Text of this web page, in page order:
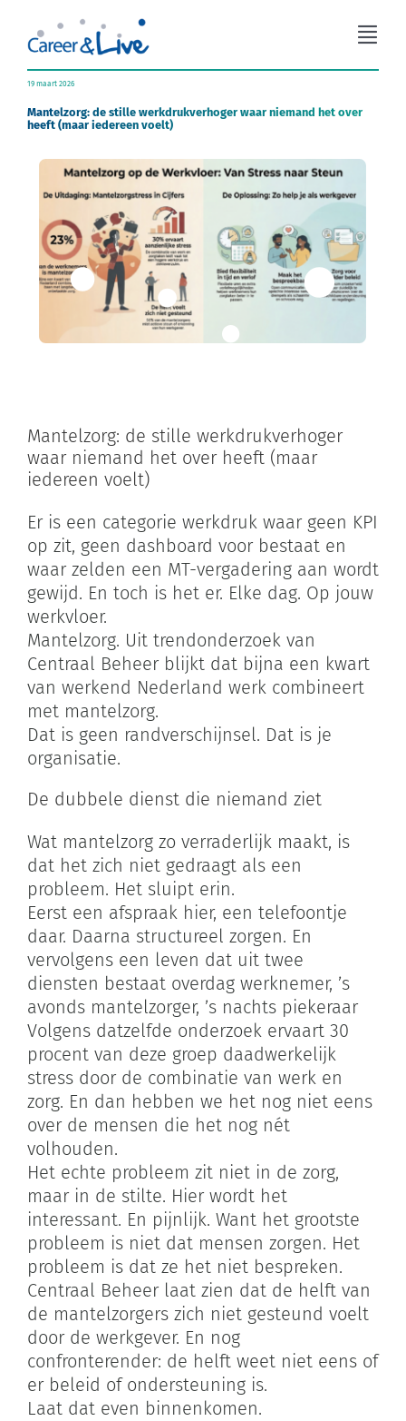
inhoud
Organisatieadvies
Coaching
Over Career & Live
Zoeken
naar:
Winkelwagen
19 maart 2026
Mantelzorg: de stille werkdrukverhoger waar niemand het over
heeft (maar iedereen voelt)
Mantelzorg: de stille werkdrukverhoger
waar niemand het over heeft (maar
iedereen voelt)
Er is een categorie werkdruk waar geen KPI
op zit, geen dashboard voor bestaat en
waar zelden een MT-vergadering aan wordt
gewijd. En toch is het er. Elke dag. Op jouw
werkvloer.
Mantelzorg. Uit trendonderzoek van
Centraal Beheer blijkt dat bijna een kwart
van werkend Nederland werk combineert
met mantelzorg.
Dat is geen randverschijnsel. Dat is je
organisatie.
De dubbele dienst die niemand ziet
Wat mantelzorg zo verraderlijk maakt, is
dat het zich niet gedraagt als een
probleem. Het sluipt erin.
Eerst een afspraak hier, een telefoontje
daar. Daarna structureel zorgen. En
vervolgens een leven dat uit twee
diensten bestaat overdag werknemer, ’s
avonds mantelzorger, ’s nachts piekeraar
Volgens datzelfde onderzoek ervaart 30
procent van deze groep daadwerkelijk
stress door de combinatie van werk en
zorg. En dan hebben we het nog niet eens
over de mensen die het nog nét
volhouden.
Het echte probleem zit niet in de zorg,
maar in de stilte. Hier wordt het
interessant. En pijnlijk. Want het grootste
probleem is niet dat mensen zorgen. Het
probleem is dat ze het niet bespreken.
Centraal Beheer laat zien dat de helft van
de mantelzorgers zich niet gesteund voelt
door de werkgever. En nog
confronterender: de helft weet niet eens of
er beleid of ondersteuning is.
Laat dat even binnenkomen.